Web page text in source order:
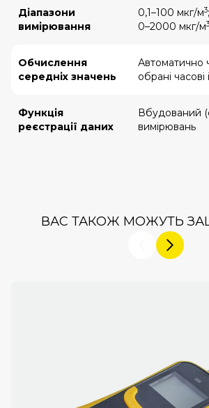
Діапазони
вимірювання
0,1–100 мкг/м3
0–2000 мкг/м3
Обчислення
середніх значень
Автоматично
обрані часові
Функція
реєстрації даних
Вбудований
вимірювань
ВАС ТАКОЖ МОЖУТЬ